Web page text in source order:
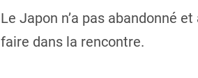
Le Japon n’a pas abandonné
faire dans la rencontre.